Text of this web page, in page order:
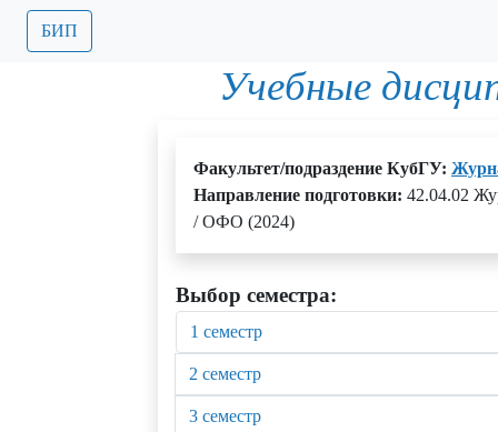
БИП
Учебные
Факультет/подраздение КубГУ:
Направление подготовки: 42.04.02
/ ОФО (2024)
Выбор семестра:
1 семестр
2 семестр
3 семестр